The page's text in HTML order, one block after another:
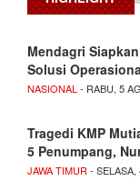
Mendagri
Solusi
NASIONAL - RABU, 5
Tragedi KMP
5 Penumpang,
JAWA TIMUR -